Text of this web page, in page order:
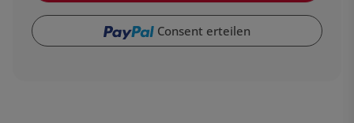
Consent erteilen